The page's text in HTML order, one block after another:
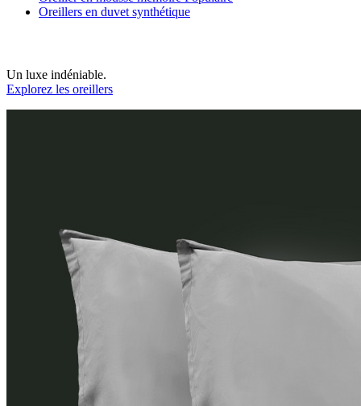
Oreillers en duvet synthétique
Un luxe indéniable.
Explorez les oreillers